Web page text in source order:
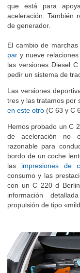
que está para
aceleración. También
de generador.
El cambio de
par y nueve
las versiones Diesel
pedir un sistema de
Las versiones
tres y las tratamos por
en este otro (C 63 y C
Hemos probado un C
de aceleración no
razonable para
bordo de un coche
las impresiones de
consumo y las
con un C 220 d
información
propulsión de tipo